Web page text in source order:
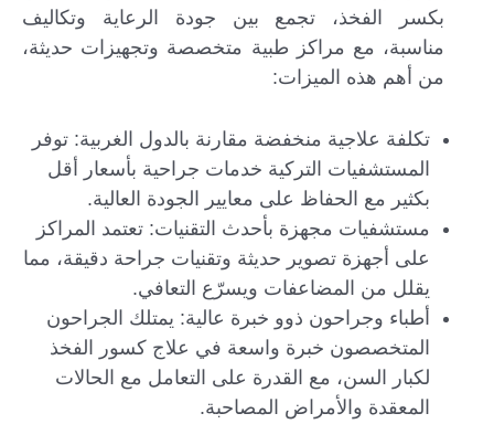
بكسر الفخذ، تجمع بين جودة الرعاية وتكاليف
مناسبة، مع مراكز طبية متخصصة وتجهيزات حديثة،
من أهم هذه الميزات:
تكلفة علاجية منخفضة مقارنة بالدول الغربية: توفر
المستشفيات التركية خدمات جراحية بأسعار أقل
بكثير مع الحفاظ على معايير الجودة العالية.
مستشفيات مجهزة بأحدث التقنيات: تعتمد المراكز
على أجهزة تصوير حديثة وتقنيات جراحة دقيقة، مما
يقلل من المضاعفات ويسرّع التعافي.
أطباء وجراحون ذوو خبرة عالية: يمتلك الجراحون
المتخصصون خبرة واسعة في علاج كسور الفخذ
لكبار السن، مع القدرة على التعامل مع الحالات
المعقدة والأمراض المصاحبة.